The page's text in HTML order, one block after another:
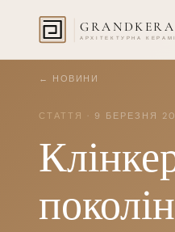
АРХІТЕКТУРНА
← НОВИНИ
СТАТТЯ · 9 БЕРЕЗНЯ